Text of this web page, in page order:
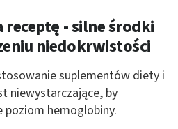
receptę - silne środki
niedokrwistości
suplementów diety i
niewystarczające, by
hemoglobiny.